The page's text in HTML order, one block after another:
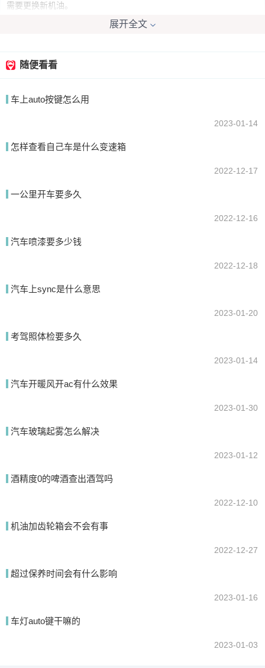
需要更换新机油。
2022-12-14 10:09:40
合成的机油，这个保质期时间一般是四五年左右的。当然机油存放，
会受到空气中的杂质，水分以及氧等物质的接触导致变质的。
提交
展开全文
随便看看
车上auto按键怎么用
2023-01-14
怎样查看自己车是什么变速箱
2022-12-17
一公里开车要多久
2022-12-16
汽车喷漆要多少钱
2022-12-18
汽车上sync是什么意思
2023-01-20
考驾照体检要多久
2023-01-14
汽车开暖风开ac有什么效果
2023-01-30
汽车玻璃起雾怎么解决
2023-01-12
酒精度0的啤酒查出酒驾吗
2022-12-10
机油加齿轮箱会不会有事
2022-12-27
超过保养时间会有什么影响
2023-01-16
车灯auto键干嘛的
2023-01-03